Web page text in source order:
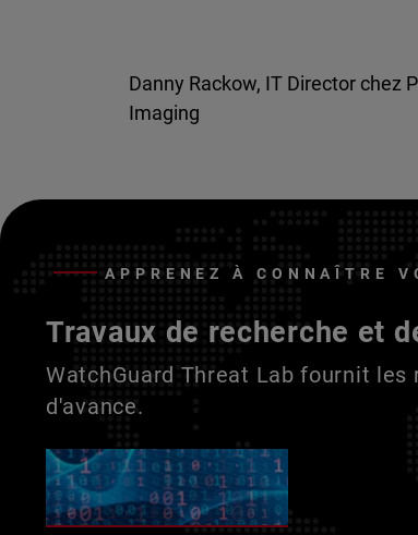
Danny Rackow, IT Director chez
Imaging
APPRENEZ À CONNAÎTRE
Travaux de recherche et
WatchGuard Threat Lab fournit
d'avance.